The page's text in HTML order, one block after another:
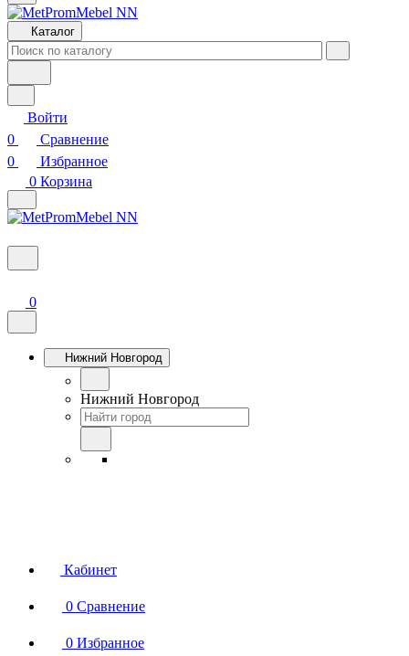
Каталог
Войти
0
Сравнение
0
Избранное
0 Корзина
0
Нижний Новгород
Нижний Новгород
Кабинет
0 Сравнение
0 Избранное